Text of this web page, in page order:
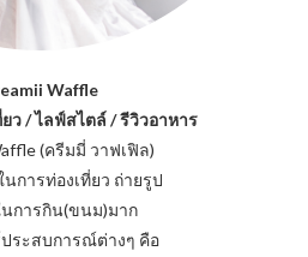
Waffle
ยว / ไลฟ์สไตล์ / รีวิวอาหาร
(ครีมมี่ วาฟเฟิล)
การท่องเที่ยว ถ่ายรูป
การกิน(ขนม)มาก
ระสบการณ์ต่างๆ คือ